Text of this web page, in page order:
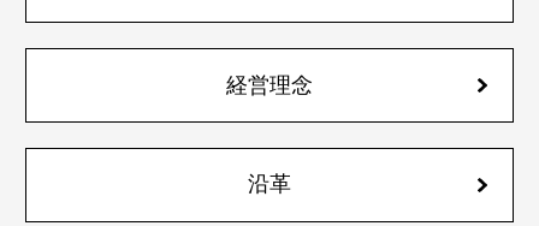
経営理念
沿革